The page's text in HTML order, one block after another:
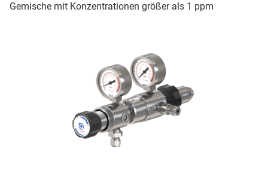
Gemische mit Konzentrationen größer als 1 ppm